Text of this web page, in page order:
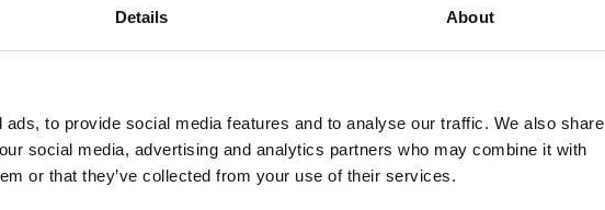
Details About
to provide social media features and to analyse our traffic. We also share
social media, advertising and analytics partners who may combine it with
or that they’ve collected from your use of their services.
bestelling in ontvangst hebt genomen.
kun je dit betaaloverzicht bekijken en
account. Je gegevens worden